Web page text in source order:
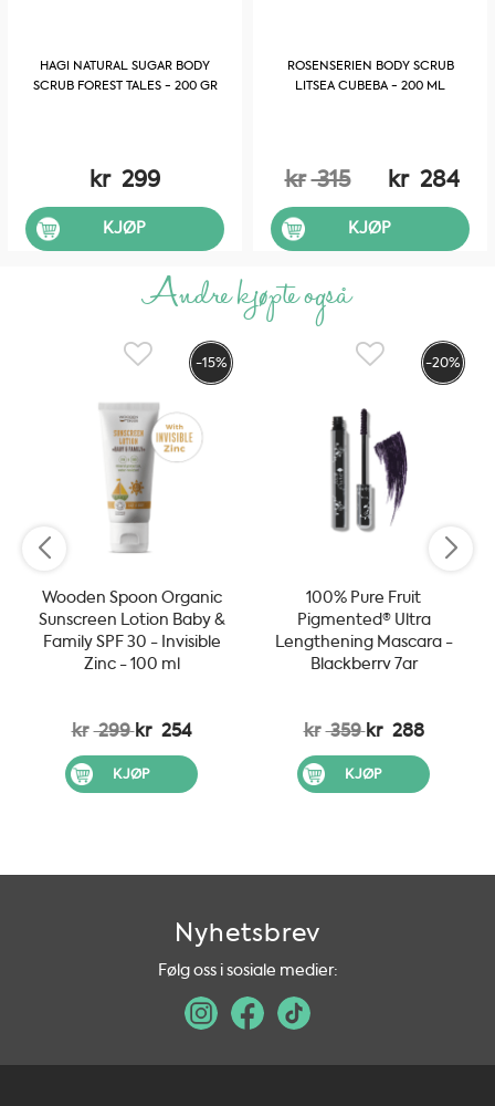
HAGI NATURAL SUGAR BODY
SCRUB FOREST TALES - 200 GR
kr 299
KJØP
ROSENSERIEN BODY SCRUB
LITSEA CUBEBA - 200 ML
kr315 kr 284
KJØP
Andre kjøpte også
-15%
Wooden Spoon Organic
Sunscreen Lotion Baby &
Family SPF 30 - Invisible
Zinc - 100 ml
kr 299kr 254
KJØP
-20%
100% Pure Fruit
Pigmented® Ultra
Lengthening Mascara -
Blackberry 7gr
kr 359kr 288
KJØP
Nyhetsbrev
Følg oss i sosiale medier: